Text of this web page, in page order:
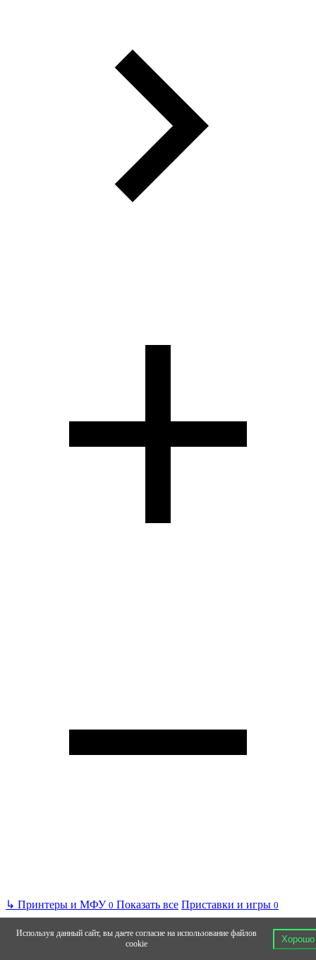
↳ Принтеры и МФУ 0 Показать все Приставки и игры 0
Используя данный сайт, вы даете согласие на использование файлов
cookie
Хорошо